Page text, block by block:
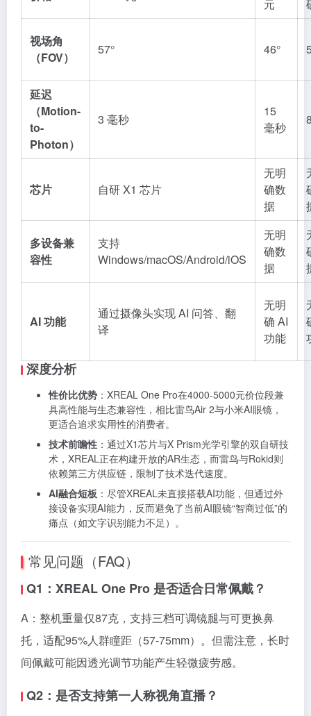
元
视场角
（FOV）
57° 46°
延迟
（Motion-
to-
Photon）
3 毫秒
15
毫秒
芯片 自研 X1 芯片
无明
确数
据
多设备兼
容性
支持
Windows/macOS/Android/iOS
无明
确数
据
AI 功能
通过摄像头实现 AI 问答、翻
译
无明
确 AI
功能
深度分析
性价比优势 ：XREAL One Pro在4000-5000元价位段兼
具高性能与生态兼容性，相比雷鸟Air 2与小米AI眼镜，
更适合追求实用性的消费者。
技术前瞻性 ：通过X1芯片与X Prism光学引擎的双自研技
术，XREAL正在构建开放的AR生态，而雷鸟与Rokid则
依赖第三方供应链，限制了技术迭代速度。
AI融合短板 ：尽管XREAL未直接搭载AI功能，但通过外
接设备实现AI能力，反而避免了当前AI眼镜“智商过低”的
痛点（如文字识别能力不足）。
常见问题（FAQ）
Q1：XREAL One Pro 是否适合日常佩戴？
A：整机重量仅87克，支持三档可调镜腿与可更换鼻
托，适配95%人群瞳距（57-75mm）。但需注意，长时
间佩戴可能因透光调节功能产生轻微疲劳感。
Q2：是否支持第一人称视角直播？